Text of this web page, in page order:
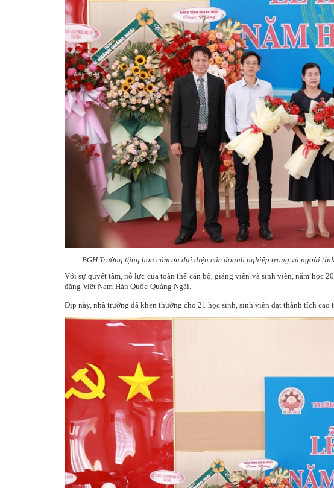
BGH Trường tặng hoa cảm ơn đại diện các doanh nghiệp trong và ngoài
Với sự quyết tâm, nỗ lực của toàn thể cán bộ, giảng viên và sinh viên, năm học
đẳng Việt Nam-Hàn Quốc-Quảng Ngãi.
Dịp này, nhà trường đã khen thưởng cho 21 học sinh, sinh viên đạt thành tích cao